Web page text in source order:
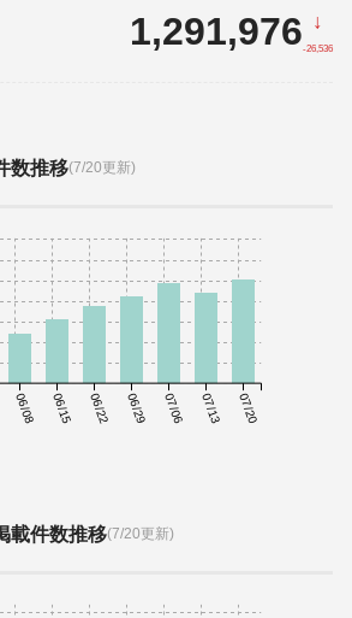
1,291,976 ↓
-26,536
数推移(7/20更新)
06/08 06/15 06/22 06/29 07/06 07/13 07/20
載件数推移(7/20更新)